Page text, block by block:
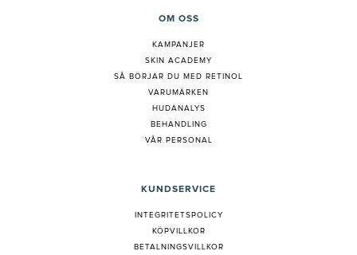
OM OSS
KAMPANJER
SKIN ACADEMY
SÅ BÖRJAR DU MED RETINOL
VARUMÄRKEN
HUDANALYS
BEHANDLING
VÅR PERSONAL
KUNDSERVICE
INTEGRITETSPOLICY
KÖPVILLKOR
BETALNINGSVILLKOR